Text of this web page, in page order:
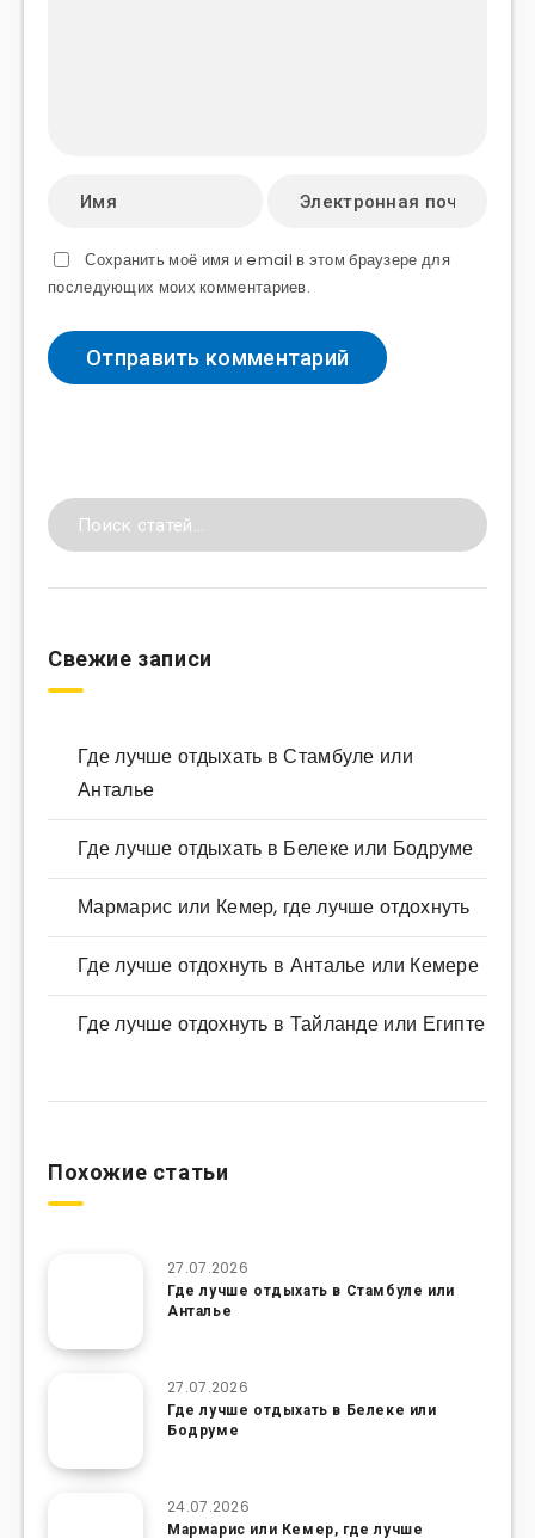
Сохранить моё имя и email в этом браузере для
последующих моих комментариев.
Свежие записи
Где лучше отдыхать в Стамбуле или
Анталье
Где лучше отдыхать в Белеке или Бодруме
Мармарис или Кемер, где лучше отдохнуть
Где лучше отдохнуть в Анталье или Кемере
Где лучше отдохнуть в Тайланде или Египте
Похожие статьи
27.07.2026
Где лучше отдыхать в Стамбуле или
Анталье
27.07.2026
Где лучше отдыхать в Белеке или
Бодруме
24.07.2026
Мармарис или Кемер, где лучше